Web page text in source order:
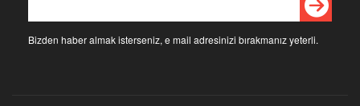
Bizden haber almak isterseniz, e mail adresinizi bırakmanız yeterli.